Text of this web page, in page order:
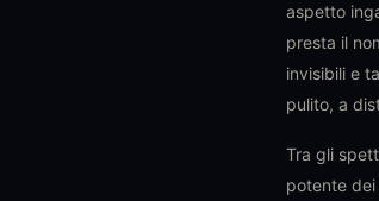
aspetto
presta il
invisibili e
pulito, a
Tra gli
potente